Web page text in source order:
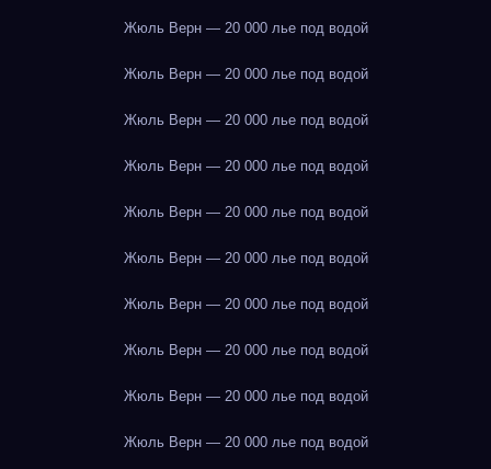
Жюль Верн — 20 000 лье под водой
Жюль Верн — 20 000 лье под водой
Жюль Верн — 20 000 лье под водой
Жюль Верн — 20 000 лье под водой
Жюль Верн — 20 000 лье под водой
Жюль Верн — 20 000 лье под водой
Жюль Верн — 20 000 лье под водой
Жюль Верн — 20 000 лье под водой
Жюль Верн — 20 000 лье под водой
Жюль Верн — 20 000 лье под водой